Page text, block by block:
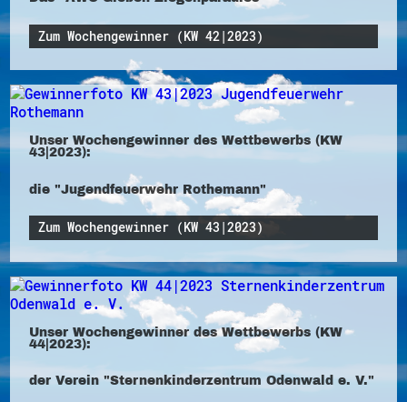
Zum Wochengewinner (KW 42|2023)
Unser Wochengewinner des Wettbewerbs (KW
43|2023):
die "Jugendfeuerwehr Rothemann"
Zum Wochengewinner (KW 43|2023)
Unser Wochengewinner des Wettbewerbs (KW
44|2023):
der Verein "Sternenkinderzentrum Odenwald e. V."